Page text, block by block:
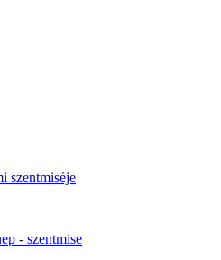
szentmiséje
- szentmise